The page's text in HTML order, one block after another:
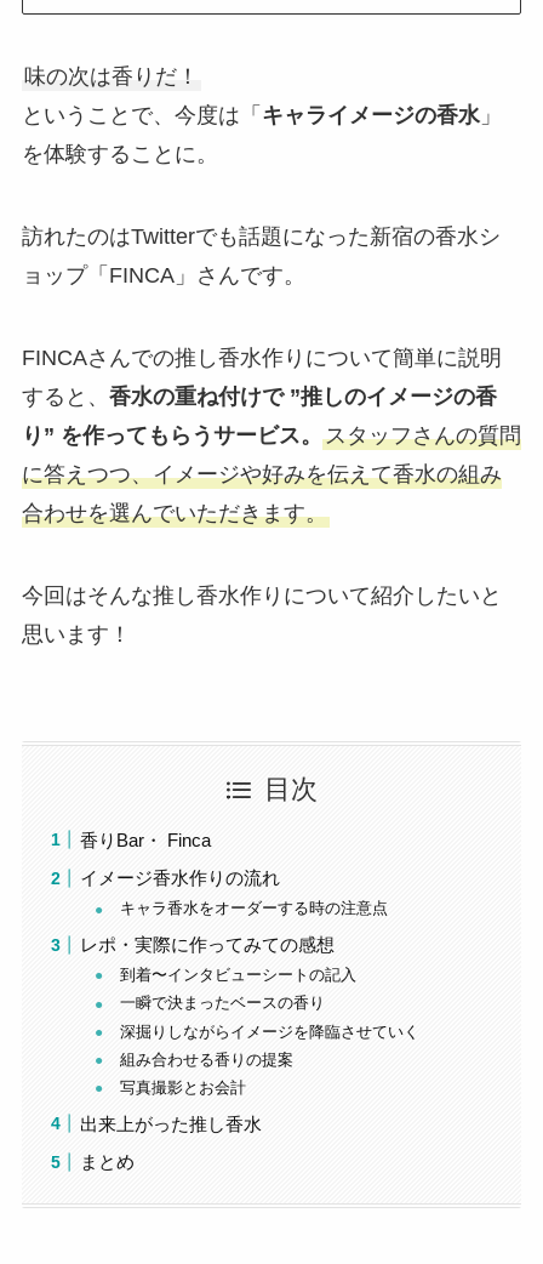
味の次は香りだ！
ということで、今度は「 キャライメージの香水」
を体験することに。
訪れたのはTwitterでも話題になった新宿の香水シ
ョップ「FINCA」さんです。
FINCAさんでの推し香水作りについて簡単に説明
すると、 香水の重ね付けで ”推しのイメージの香
り” を作ってもらうサービス。 スタッフさんの質問
に答えつつ、イメージや好みを伝えて香水の組み
合わせを選んでいただきます。
今回はそんな推し香水作りについて紹介したいと
思います！
目次
香りBar・ Finca
イメージ香水作りの流れ
キャラ香水をオーダーする時の注意点
レポ・実際に作ってみての感想
到着〜インタビューシートの記入
一瞬で決まったベースの香り
深掘りしながらイメージを降臨させていく
組み合わせる香りの提案
写真撮影とお会計
出来上がった推し香水
まとめ